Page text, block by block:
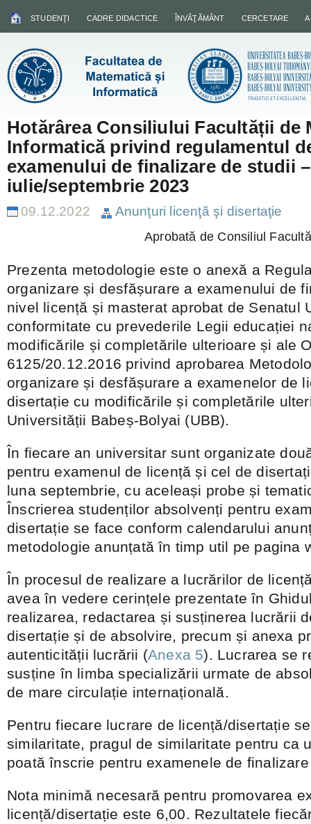
STUDENŢI CADRE DIDACTICE ÎNVĂŢĂMÂNT CERCETARE
Hotărârea Consiliului Facultății de
Informatică privind regulamentul
examenului de finalizare de studii
iulie/septembrie 2023
09.12.2022 Anunţuri licenţă şi disertaţie
Aprobată de Consiliul
Prezenta metodologie este o anexă a
organizare și desfășurare a examenului de
nivel licență și masterat aprobat de Senatul
conformitate cu prevederile Legii educației
modificările și completările ulterioare și ale
6125/20.12.2016 privind aprobarea
organizare și desfășurare a examenelor de
disertație cu modificările și completările
Universității Babeș-Bolyai (UBB).
În fiecare an universitar sunt organizate
pentru examenul de licență și cel de
luna septembrie, cu aceleași probe și
Înscrierea studenților absolvenți pentru
disertație se face conform calendarului
metodologie anunțată în timp util pe pagina
În procesul de realizare a lucrărilor de
avea în vedere cerințele prezentate în
realizarea, redactarea și susținerea lucrării
disertație și de absolvire, precum și anexa
autenticității lucrării (Anexa 5). Lucrarea se
susține în limba specializării urmate de
de mare circulație internațională.
Pentru fiecare lucrare de licență/disertație
similaritate, pragul de similaritate pentru ca
poată înscrie pentru examenele de
Nota minimă necesară pentru promovarea
licență/disertație este 6,00. Rezultatele